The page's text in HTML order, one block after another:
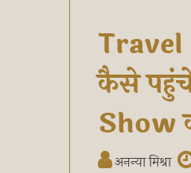
Travel
कैसे
Show
अनन्या मिश्रा